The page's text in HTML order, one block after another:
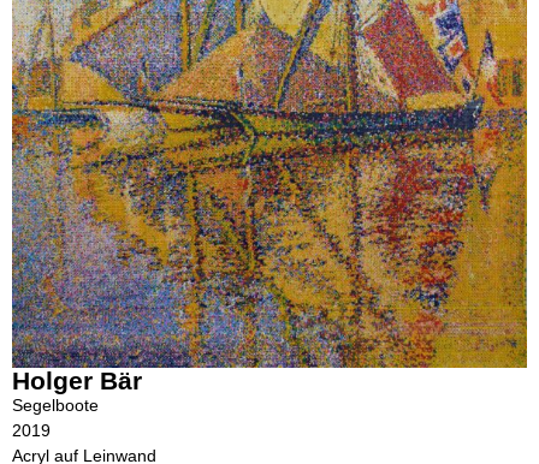
Holger Bär
Segelboote
2019
Acryl auf Leinwand